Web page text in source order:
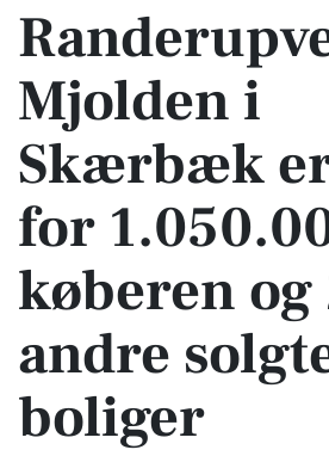
Mjolden i
Skærbæk
for
køberen og
andre
boliger